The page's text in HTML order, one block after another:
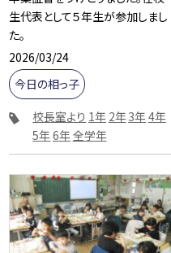
生代表として５年生が参加しまし
た。
2026/03/24
今日の相っ子
校長室より 1年 2年3年4年
5年6年全学年